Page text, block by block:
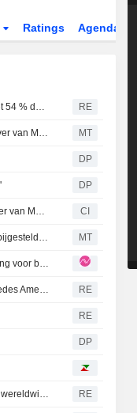
Ratings Agenda
Aangepaste kwartaalwinst Indiase Samvardhana Motherson stijgt met 54 % door sterke vraag naar auto-onderdelen RE
Mutares neemt voormalige joint venture van Mercedes en Porsche over van Magna MT
DP
DP
Arval Service Lease SA neemt Athlon Car Lease International B.V. over van Mercedes-Benz Group AG (XTRA:MBG) voor naar schatting 1 miljard euro CI
Berenberg verlaagt koersdoel en taxaties Mercedes-Benz Group na bijgestelde omzetverwachting voor 2026 MT
Mercedes-Benz Group: bescheiden meevaller in Q2, omzetverwachting voor boekjaar 2026 verlaagd door zwakte in China
Onder druk vanwege Chinese aandeelhouders belooft topman Mercedes Amerikaanse activiteiten te beschermen RE
RE
DP
Mercedes past Chinese activiteiten aan zwakke vraag aan, maar ziet wereldwijde kansen, aldus CEO RE